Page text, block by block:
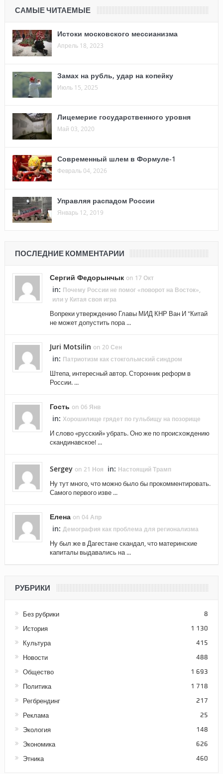
САМЫЕ ЧИТАЕМЫЕ
Истоки московского мессианизма
Апрель 18, 2023
Замах на рубль, удар на копейку
Июль 15, 2025
Лицемерие государственного уровня
Май 03, 2020
Современный шлем в Формуле-1
Февраль 04, 2026
Управляя распадом России
Январь 12, 2019
ПОСЛЕДНИЕ КОММЕНТАРИИ
Сергий Федорынчык on 17 Окт
in: Почему России не помог «поворот на Восток»,
или у Китая своя игра
Вопреки утверждению Главы МИД КНР Ван И "Китай
не может допустить пора ...
Juri Motsilin on 20 Сен
in: Патриотизм как стокгольмский синдром
Штепа, интересный автор. Сторонник реформ в
России. ...
Гость on 06 Янв
in: Хорошилище грядет по гульбищу на позорище
И слово «русский» убрать. Оно же по происхождению
скандинавское! ...
Sergey on 21 Ноя in: Настоящий Трамп
Ну тут много, что можно было бы прокомментировать.
Самого первого изве ...
Елена on 04 Апр
in: Демография как проблема для регионализма
Ну был же в Дагестане скандал, что материнские
капиталы выдавались на ...
РУБРИКИ
Без рубрики 8
История 1 130
Культура 415
Новости 488
Общество 1 693
Политика 1 718
Регбрендинг 217
Реклама 25
Экология 148
Экономика 626
Этника 460